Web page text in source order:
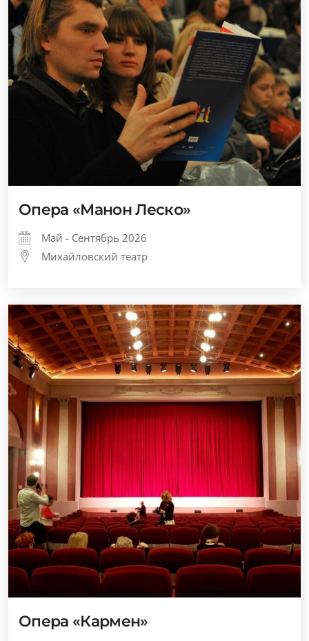
Опера «Манон Леско»
Май - Сентябрь 2026
Михайловский театр
Опера «Кармен»